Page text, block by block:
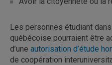
Les personnes étudiant
québécoise pourraient être
d’une autorisation d’étude
de coopération